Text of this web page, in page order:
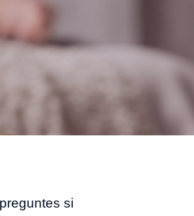
si